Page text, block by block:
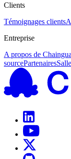
Clients
Témoignages clients
Entreprise
A propos de
sourcePartenaires